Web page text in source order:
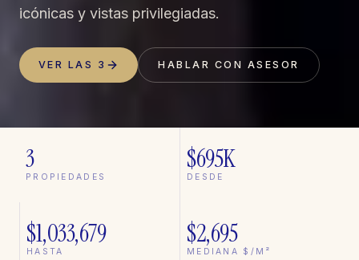
icónicas y vistas privilegiadas.
VER LAS 3 HABLAR CON ASESOR
3
PROPIEDADES
$695K
DESDE
$1,033,679
HASTA
$2,695
MEDIANA $/M²